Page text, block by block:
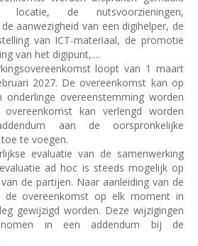
de nutsvoorzieningen,
aanwezigheid van een digihelper, de
van ICT-materiaal, de promotie
van het digipunt,....
loopt van 1 maart
2027. De overeenkomst kan op
overeenstemming worden
overeenkomst kan verlengd worden
aan de oorspronkelijke
te voegen.
evaluatie van de samenwerking
ad hoc is steeds mogelijk op
de partijen. Naar aanleiding van de
de overeenkomst op elk moment in
gewijzigd worden. Deze wijzigingen
in een addendum bij de